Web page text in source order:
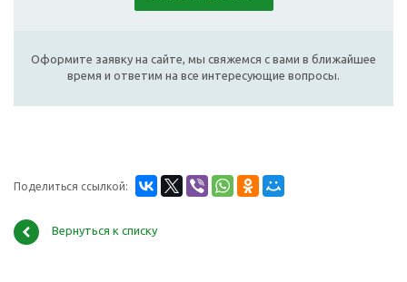
Оформите заявку на сайте, мы свяжемся с вами в ближайшее
время и ответим на все интересующие вопросы.
Поделиться ссылкой:
Вернуться к списку